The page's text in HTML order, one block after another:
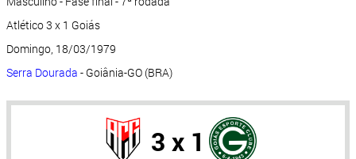
Atlético 3 x 1 Goiás
Domingo, 18/03/1979
Serra Dourada - Goiânia-GO (BRA)
3 x 1